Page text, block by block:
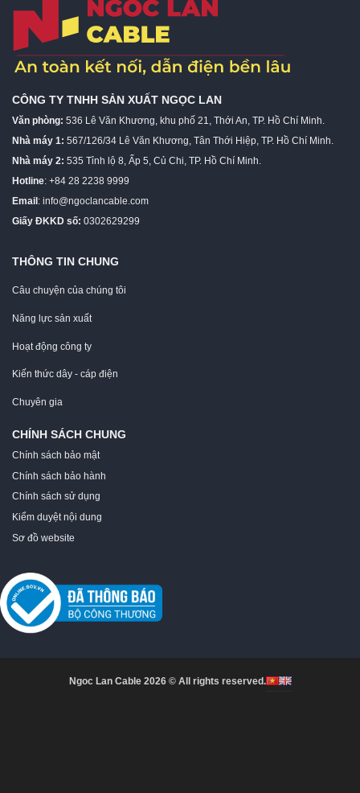
CÔNG TY TNHH SẢN XUẤT NGỌC LAN
Văn phòng: 536 Lê Văn Khương, khu phố 21, Thới An, TP. Hồ Chí Minh.
Nhà máy 1: 567/126/34 Lê Văn Khương, Tân Thới Hiệp, TP. Hồ Chí Minh.
Nhà máy 2: 535 Tỉnh lộ 8, Ấp 5, Củ Chi, TP. Hồ Chí Minh.
Hotline: +84 28 2238 9999
Email : info@ngoclancable.com
Giấy ĐKKD số: 0302629299
THÔNG TIN CHUNG
Câu chuyện của chúng tôi
Năng lực sản xuất
Hoạt động công ty
Kiến thức dây - cáp điện
Chuyên gia
CHÍNH SÁCH CHUNG
Chính sách bảo mật
Chính sách bảo hành
Chính sách sử dụng
Kiểm duyệt nội dung
Sơ đồ website
Ngoc Lan Cable 2026 © All rights reserved.